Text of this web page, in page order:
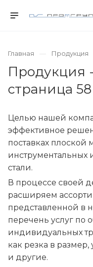
Главная Продукция
Продукция
страница 58
Целью нашей
эффективное
поставках плоской
инструментальных
стали.
В процессе своей
расширяем
представленной в
перечень услуг по
индивидуальных
как резка в размер,
и другие.